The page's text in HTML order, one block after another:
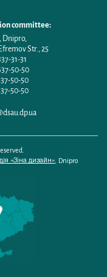
committee:
, Dnipro,
Str., 25
31-31
50-50
50-50
50-50
«Зіна дизайн» Dnipro